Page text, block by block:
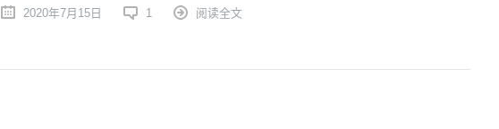
2020年7月15日 1 阅读全文